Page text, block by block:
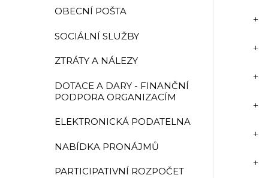
OBECNÍ POŠTA
SOCIÁLNÍ SLUŽBY
ZTRÁTY A NÁLEZY
DOTACE A DARY - FINANČNÍ
PODPORA ORGANIZACÍM
ELEKTRONICKÁ PODATELNA
NABÍDKA PRONÁJMŮ
PARTICIPATIVNÍ ROZPOČET